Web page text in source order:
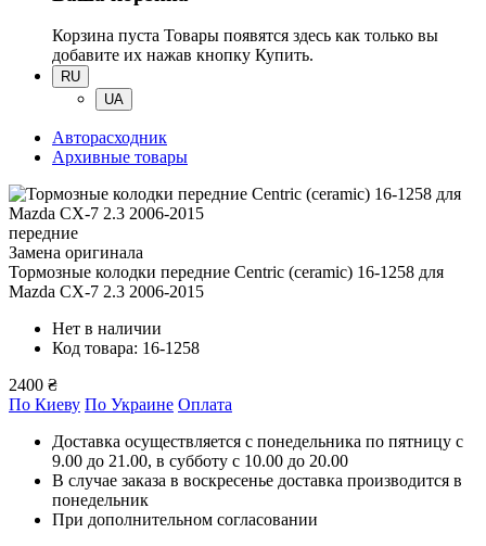
Корзина пуста Товары появятся здесь как только вы
добавите их нажав кнопку Купить.
RU
UA
Авторасходник
Архивные товары
передние
Замена оригинала
Тормозные колодки передние Centric (ceramic) 16-1258 для
Mazda CX-7 2.3 2006-2015
Нет в наличии
Код товара: 16-1258
2400 ₴
По Киеву По Украине Оплата
Доставка осуществляется с понедельника по пятницу с
9.00 до 21.00, в субботу с 10.00 до 20.00
В случае заказа в воскресенье доставка производится в
понедельник
При дополнительном согласовании